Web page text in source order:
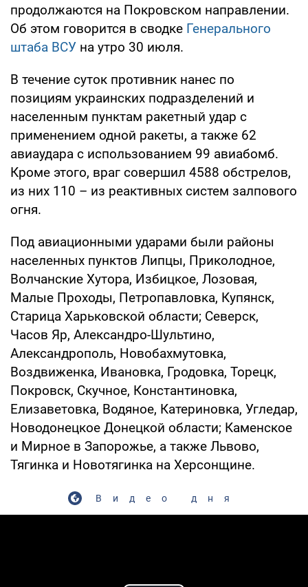
продолжаются на Покровском направлении.
Об этом говорится в сводке Генерального
штаба ВСУ на утро 30 июля.
В течение суток противник нанес по
позициям украинских подразделений и
населенным пунктам ракетный удар с
применением одной ракеты, а также 62
авиаудара с использованием 99 авиабомб.
Кроме этого, враг совершил 4588 обстрелов,
из них 110 – из реактивных систем залпового
огня.
Под авиационными ударами были районы
населенных пунктов Липцы, Приколодное,
Волчанские Хутора, Избицкое, Лозовая,
Малые Проходы, Петропавловка, Купянск,
Старица Харьковской области; Северск,
Часов Яр, Александро-Шультино,
Александрополь, Новобахмутовка,
Воздвиженка, Ивановка, Гродовка, Торецк,
Покровск, Скучное, Константиновка,
Елизаветовка, Водяное, Катериновка, Угледар,
Новодонецкое Донецкой области; Каменское
и Мирное в Запорожье, а также Львово,
Тягинка и Новотягинка на Херсонщине.
Видео дня